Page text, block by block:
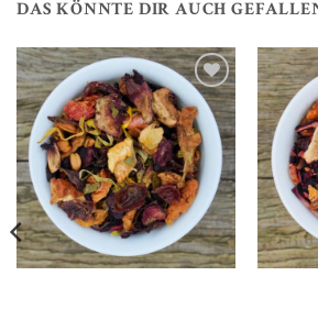
DAS KÖNNTE DIR AUCH
Zur
Wunschliste
hinzufügen